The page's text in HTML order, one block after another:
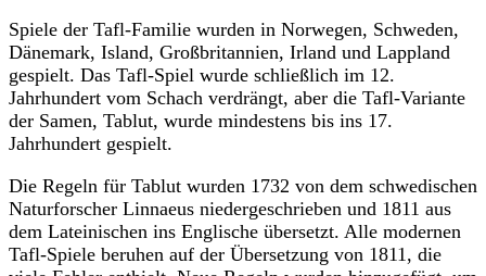
Spiele der Tafl-Familie wurden in Norwegen, Schweden,
Dänemark, Island, Großbritannien, Irland und Lappland
gespielt. Das Tafl-Spiel wurde schließlich im 12.
Jahrhundert vom Schach verdrängt, aber die Tafl-Variante
der Samen, Tablut, wurde mindestens bis ins 17.
Jahrhundert gespielt.
Die Regeln für Tablut wurden 1732 von dem schwedischen
Naturforscher Linnaeus niedergeschrieben und 1811 aus
dem Lateinischen ins Englische übersetzt. Alle modernen
Tafl-Spiele beruhen auf der Übersetzung von 1811, die